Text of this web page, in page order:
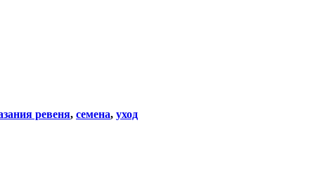
ревеня, семена, уход